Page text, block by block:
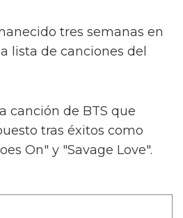
tres semanas en
lista de canciones del
canción de BTS que
tras éxitos como
On" y "Savage Love".